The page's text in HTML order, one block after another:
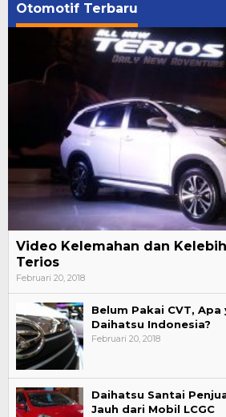
Otomotif Terbaru
Video Kelemahan dan
Terios
Februari 20, 2018
Belum Pakai CVT,
Daihatsu Indonesia?
Februari 20, 2018
Daihatsu Santai
Jauh dari Mobil LCGC